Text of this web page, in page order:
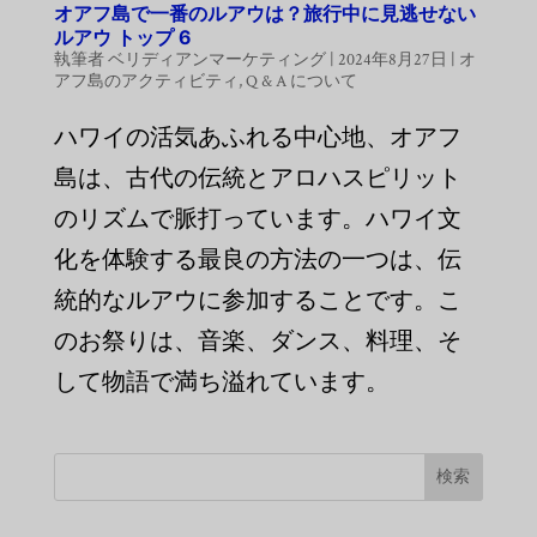
オアフ島で一番のルアウは？旅行中に見逃せない
ルアウ トップ 6
執筆者ベリディアンマーケティング| 2024年8月27日
オ
アフ島のアクティビティ ,Q & A について
ハワイの活気あふれる中心地、オアフ
島は、古代の伝統とアロハスピリット
のリズムで脈打っています。ハワイ文
化を体験する最良の方法の一つは、伝
統的なルアウに参加することです。こ
のお祭りは、音楽、ダンス、料理、そ
して物語で満ち溢れています。
検索